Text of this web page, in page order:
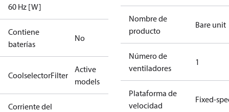
60 Hz [W]
Contiene
baterías
No
CoolselectorFilter
Active
models
Corriente del
Nombre de
producto
Bare unit
Número de
ventiladores
1
Plataforma de
velocidad
Fixed-